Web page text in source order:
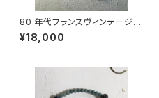
80.年代フランスヴィンテージ
ループタイハートネックレス
¥18,000